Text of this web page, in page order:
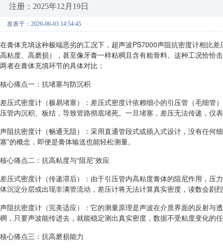
注册：2025年12月19日
发表于：2026-06-03 14:54:45
在膏体充填这种极端恶劣的工况下，超声波PS7000声阻抗密度计相比
高粘度、高磨损），甚至像牙膏一样粘稠且含有粗骨料。这种工况恰恰
两者在膏体充填环节的具体对比：
核心痛点一：抗堵塞与防沉积
差压式密度计（极易堵塞）：差压式密度计依赖细小的引压管（毛细
压管内沉积、板结，导致管路彻底堵死。一旦堵塞，差压无法传递，仪
声阻抗密度计（畅通无阻）：采用直通管段式或插入式设计，没有任何
塞”的概念，即便是膏体输送也能轻松测量。
核心痛点二：抗高粘度与“阻尼”效应
差压式密度计（传递滞后）：由于引压管内高粘度膏体的阻尼作用，
体沉淀分层或出现非满管流动，差压计将无法计算真实密度，读数会剧
声阻抗密度计（完美适应）：它的测量原理是声波在介质界面的反射与
稠，只要声波能传进去，就能稳定测出真实密度，数据不受粘度变化的
核心痛点三：抗高磨损能力